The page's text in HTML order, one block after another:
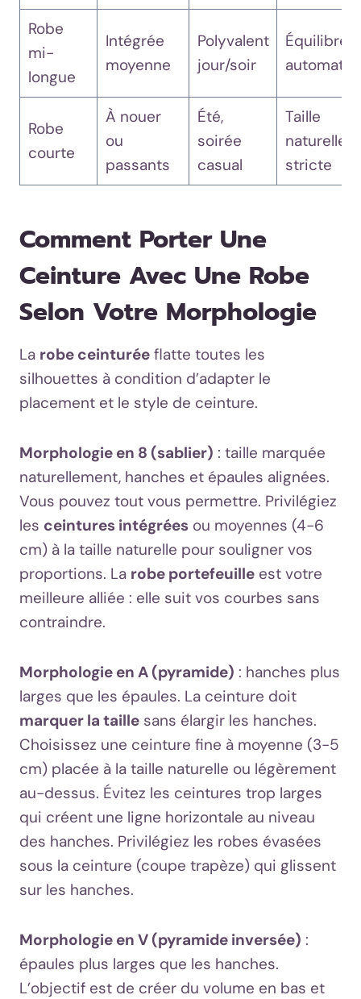
Robe
mi-
longue
Intégrée
moyenne
Polyvalent
jour/soir
Équilibre
Robe
courte
À nouer
ou
passants
Été,
soirée
casual
Taille
naturelle
stricte
Comment Porter Une
Ceinture Avec Une Robe
Selon Votre Morphologie
La robe ceinturée flatte toutes les
silhouettes à condition d’adapter le
placement et le style de ceinture.
Morphologie en 8 (sablier) : taille marquée
naturellement, hanches et épaules alignées.
Vous pouvez tout vous permettre. Privilégiez
les ceintures intégrées ou moyennes (4-6
cm) à la taille naturelle pour souligner vos
proportions. La robe portefeuille est votre
meilleure alliée : elle suit vos courbes sans
contraindre.
Morphologie en A (pyramide) : hanches plus
larges que les épaules. La ceinture doit
marquer la taille sans élargir les hanches.
Choisissez une ceinture fine à moyenne (3-5
cm) placée à la taille naturelle ou légèrement
au-dessus. Évitez les ceintures trop larges
qui créent une ligne horizontale au niveau
des hanches. Privilégiez les robes évasées
sous la ceinture (coupe trapèze) qui glissent
sur les hanches.
Morphologie en V (pyramide inversée) :
épaules plus larges que les hanches.
L’objectif est de créer du volume en bas et